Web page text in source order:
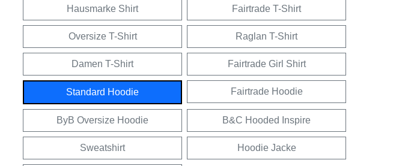
Hausmarke Shirt Fairtrade T-Shirt
Oversize T-Shirt Raglan T-Shirt
Damen T-Shirt Fairtrade Girl Shirt
Standard Hoodie Fairtrade Hoodie
ByB Oversize Hoodie B&C Hooded Inspire
Sweatshirt Hoodie Jacke